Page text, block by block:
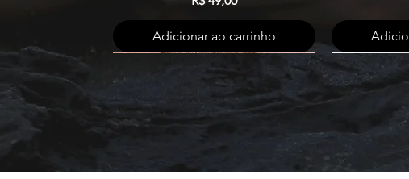
Adicionar ao carrinho